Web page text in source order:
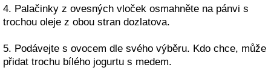
4. Palačinky z ovesných vloček osmahněte na pánvi s
trochou oleje z obou stran dozlatova.
5. Podávejte s ovocem dle svého výběru. Kdo chce, může
přidat trochu bílého jogurtu s medem.